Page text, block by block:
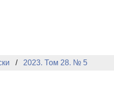
2023. Том 28. № 5